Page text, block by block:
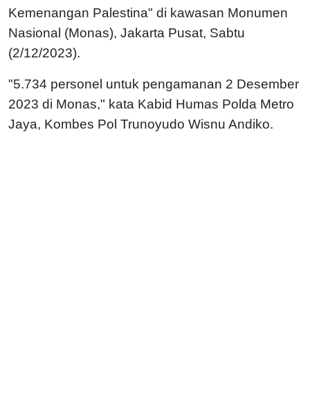
Kemenangan Palestina" di kawasan Monumen
Nasional (Monas), Jakarta Pusat, Sabtu
(2/12/2023).
"5.734 personel untuk pengamanan 2 Desember
2023 di Monas," kata Kabid Humas Polda Metro
Jaya, Kombes Pol Trunoyudo Wisnu Andiko.